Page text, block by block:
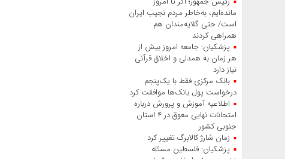
مانده‌ایم، به‌خاطر مردم نجیب ایران
است/ حتی گلایه‌مندان هم
همراهی کردند
پزشکیان: جامعه امروز بیش از
هر زمان به همدلی و اخلاق قرآنی
نیاز دارد
بانک مرکزی فقط با یک‌‎پنجم
درخواست پول بانک‌ها موافقت کرد
اطلاعیه آموزش و پرورش درباره
امتحانات نهایی معوق در ۴ استان
جنوبی کشور
زمان شارژ کالابرگ تغییر کرد
پزشکیان: فلسطین مسئله